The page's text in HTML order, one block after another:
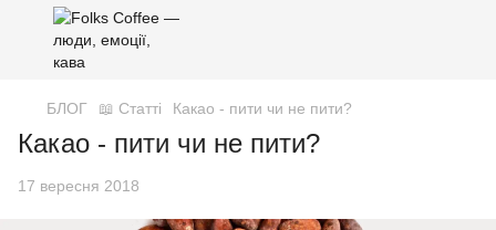
БЛОГ 📖 Статті Какао - пити чи не пити?
Какао - пити чи не пити?
17 вересня 2018